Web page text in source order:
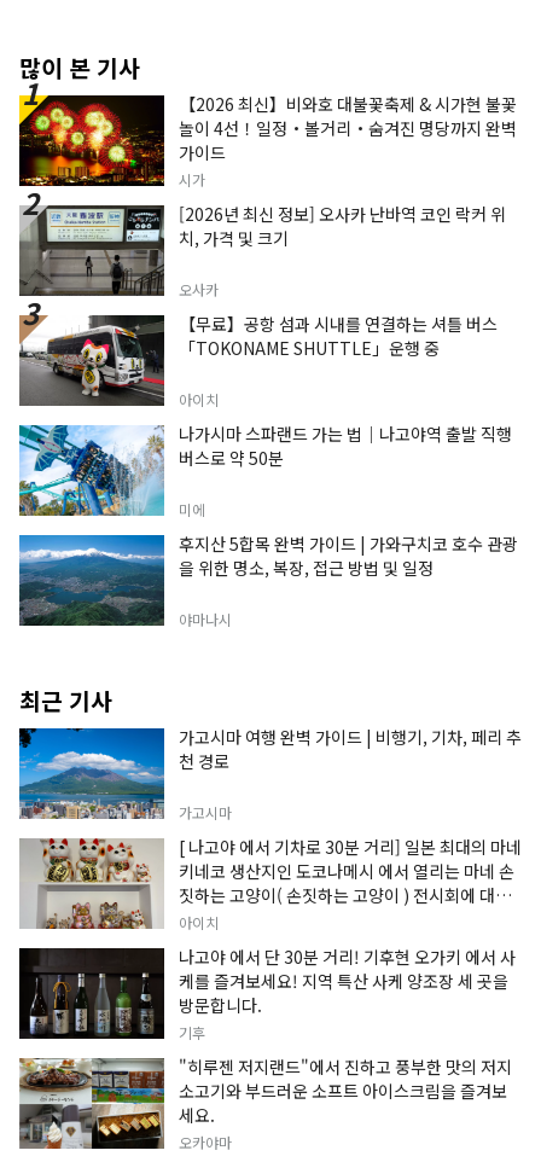
https://satoyama.jinya-connect.com/
많이 본 기사
【2026 최신】비와호 대불꽃축제 & 시가현 불꽃
놀이 4선！일정・볼거리・숨겨진 명당까지 완벽
가이드
시가
[2026년 최신 정보] 오사카 난바역 코인 락커 위
치, 가격 및 크기
오사카
【무료】공항 섬과 시내를 연결하는 셔틀 버스
「TOKONAME SHUTTLE」운행 중
아이치
나가시마 스파랜드 가는 법｜나고야역 출발 직행
버스로 약 50분
미에
후지산 5합목 완벽 가이드 | 가와구치코 호수 관광
을 위한 명소, 복장, 접근 방법 및 일정
야마나시
최근 기사
가고시마 여행 완벽 가이드 | 비행기, 기차, 페리 추
천 경로
가고시마
[ 나고야 에서 기차로 30분 거리] 일본 최대의 마네
키네코 생산지인 도코나메시 에서 열리는 마네 손
짓하는 고양이( 손짓하는 고양이 ) 전시회에 대한
정보입니다.
아이치
나고야 에서 단 30분 거리! 기후현 오가키 에서 사
케를 즐겨보세요! 지역 특산 사케 양조장 세 곳을
방문합니다.
기후
"히루젠 저지랜드"에서 진하고 풍부한 맛의 저지
소고기와 부드러운 소프트 아이스크림을 즐겨보
세요.
오카야마